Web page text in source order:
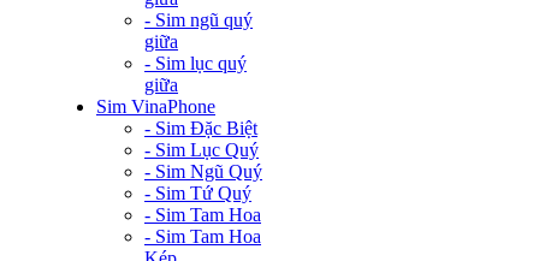
- Sim ngũ quý
giữa
- Sim lục quý
giữa
Sim VinaPhone
- Sim Đặc Biệt
- Sim Lục Quý
- Sim Ngũ Quý
- Sim Tứ Quý
- Sim Tam Hoa
- Sim Tam Hoa